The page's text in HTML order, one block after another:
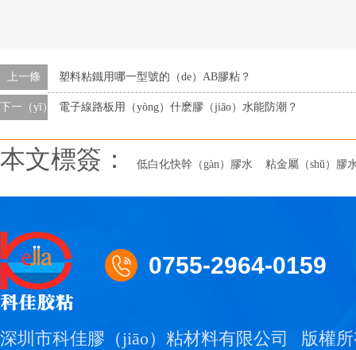
上一條 塑料粘鐵用哪一型號的（de）AB膠粘？
下一（yī）條電子線路板用（yòng）什麽膠（jiāo）水能防潮？
本文標簽： 低白化快幹（gàn）膠水 粘金屬（shǔ）膠
0755-2964-0159
深圳市科佳膠（jiāo）粘材料有限公司
版權